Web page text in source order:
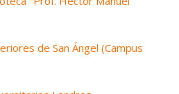
de San Ángel (Campus